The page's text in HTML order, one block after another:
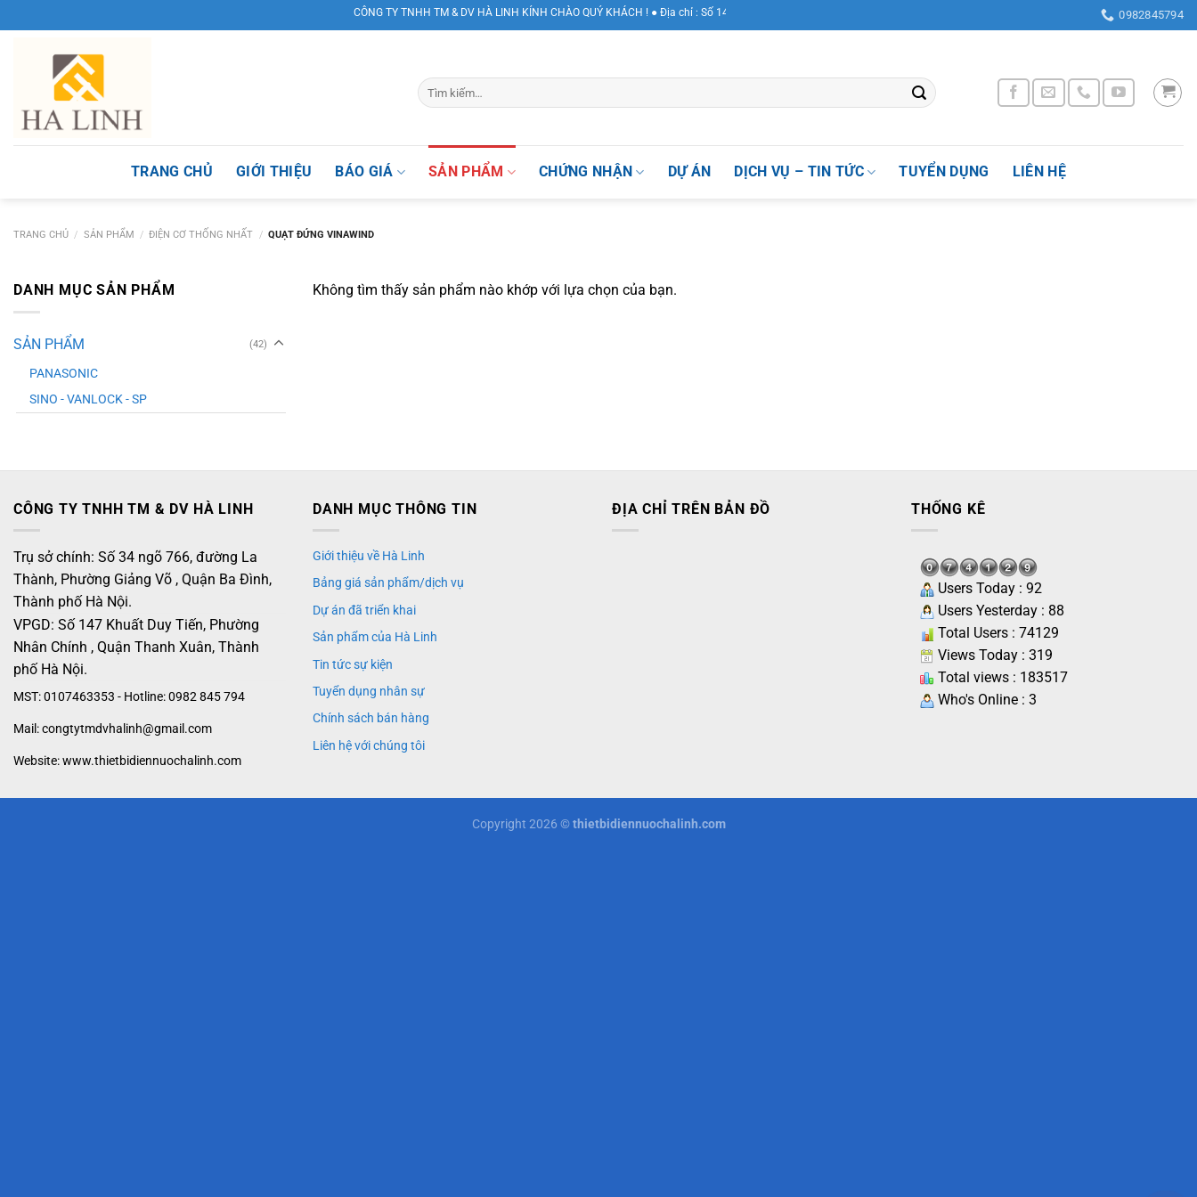
to
CÔNG TY TNHH TM & DV HÀ LINH KÍNH CHÀO QUÝ KHÁCH ! ● Địa chỉ : Số 147 Khuất Duy Tiến, Phường Nhân Chính , Quận Thanh Xuân, Thành phố Hà Nội, Việt Nam0982845794
TRANG CHỦ GIỚI THIỆU BÁO GIÁ SẢN PHẨM CHỨNG NHẬN DỰ ÁN DỊCH VỤ – TIN TỨC TUYỂN DỤNG LIÊN HỆ
TRANG CHỦ / SẢN PHẨM / ĐIỆN CƠ THỐNG NHẤT / QUẠT ĐỨNG VINAWIND
DANH MỤC SẢN PHẨM
SẢN PHẨM (42)
PANASONIC
SINO - VANLOCK - SP
Không tìm thấy sản phẩm nào khớp với lựa chọn của bạn.
CÔNG TY TNHH TM & DV HÀ LINH
Trụ sở chính: Số 34 ngõ 766, đường La
Thành, Phường Giảng Võ , Quận Ba Đình,
Thành phố Hà Nội.
VPGD: Số 147 Khuất Duy Tiến, Phường
Nhân Chính , Quận Thanh Xuân, Thành
phố Hà Nội.
MST: 0107463353 - Hotline: 0982 845 794
Mail: congtytmdvhalinh@gmail.com
Website: www.thietbidiennuochalinh.com
DANH MỤC THÔNG TIN
Giới thiệu về Hà Linh
Bảng giá sản phẩm/dịch vụ
Dự án đã triển khai
Sản phẩm của Hà Linh
Tin tức sự kiện
Tuyển dụng nhân sự
Chính sách bán hàng
Liên hệ với chúng tôi
ĐỊA CHỈ TRÊN BẢN ĐỒ THỐNG KÊ
Users Today : 92
Users Yesterday : 88
Total Users : 74129
Views Today : 319
Total views : 183517
Who's Online : 3
Copyright 2026 ©thietbidiennuochalinh.com